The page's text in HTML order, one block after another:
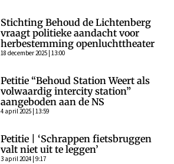
Stichting Behoud de Lichtenberg
vraagt politieke aandacht voor
herbestemming openluchttheater
18 december 2025 | 13:00
Petitie “Behoud Station Weert als
volwaardig intercity station”
aangeboden aan de NS
4 april 2025 | 13:59
Petitie | ‘Schrappen fietsbruggen
valt niet uit te leggen’
3 april 2024 | 9:17